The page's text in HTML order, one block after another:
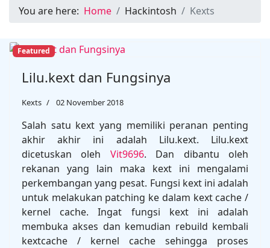
You are here: Home Hackintosh Kexts
Featured
Lilu.kext dan Fungsinya
Kexts 02 November 2018
Salah satu kext yang memiliki peranan penting
akhir akhir ini adalah Lilu.kext. Lilu.kext
dicetuskan oleh Vit9696. Dan dibantu oleh
rekanan yang lain maka kext ini mengalami
perkembangan yang pesat. Fungsi kext ini adalah
untuk melakukan patching ke dalam kext cache /
kernel cache. Ingat fungsi kext ini adalah
membuka akses dan kemudian rebuild kembali
kextcache / kernel cache sehingga proses